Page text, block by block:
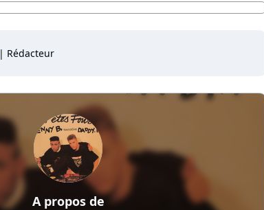
| Rédacteur
A propos de